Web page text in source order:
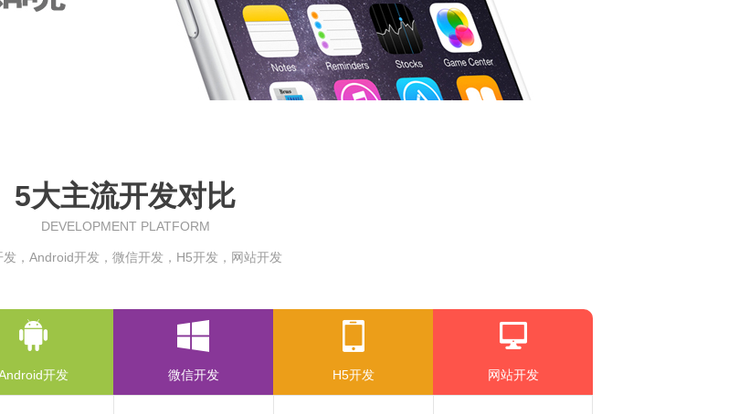
5大主流开发对比
DEVELOPMENT PLATFORM
发，Android开发，微信开发，H5开发，网站开发
开发 微信开发 H5开发 网站开发